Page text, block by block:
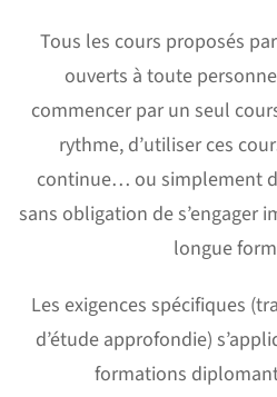
Tous les cours proposés
ouverts à toute
commencer par un seul
rythme, d’utiliser ces
continue… ou simplement
sans obligation de s’engager
longue
Les exigences spécifiques
d’étude approfondie)
formations